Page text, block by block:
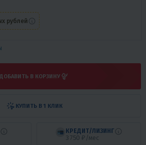
рублей
ДОБАВИТЬ В КОРЗИНУ
КРЕДИТ/ЛИЗИНГ
3 750 ₽/мес
КУПИТЬ В 1 КЛИК